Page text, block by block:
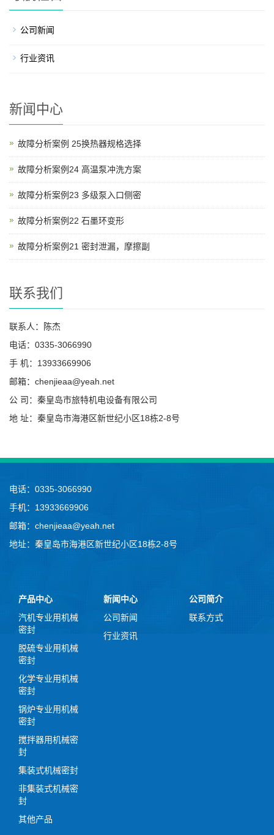
公司新闻
行业资讯
新闻中心
故障分析案例 25换热器规格选择
故障分析案例24 高温泵冲洗方案
故障分析案例23 多级泵入口侧密
故障分析案例22 石墨环变形
故障分析案例21 密封泄漏，摩擦副
联系我们
联系人：陈杰
电话：0335-3066990
手 机：13933669906
邮箱：chenjieaa@yeah.net
公 司：秦皇岛市旅特机电设备有限公司
地 址：秦皇岛市海港区新世纪小区18栋2-8号
电话：0335-3066990
手机：13933669906
邮箱：chenjieaa@yeah.net
地址：秦皇岛市海港区新世纪小区18栋2-8号
产品中心
汽机专业用机械
密封
脱硫专业用机械
密封
化学专业用机械
密封
锅炉专业用机械
密封
搅拌器用机械密
封
集装式机械密封
非集装式机械密
封
其他产品
新闻中心
公司新闻
行业资讯
公司简介
联系方式